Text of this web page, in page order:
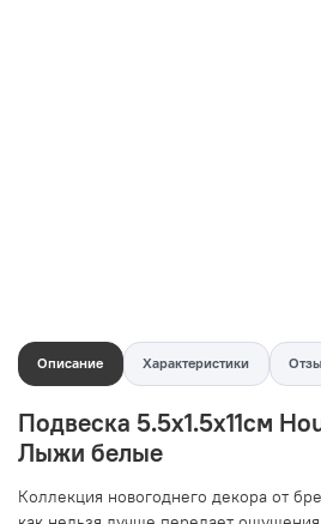
Описание Характеристики
Подвеска 5.5х1.5х11см
Лыжи белые
Коллекция новогоднего декора от